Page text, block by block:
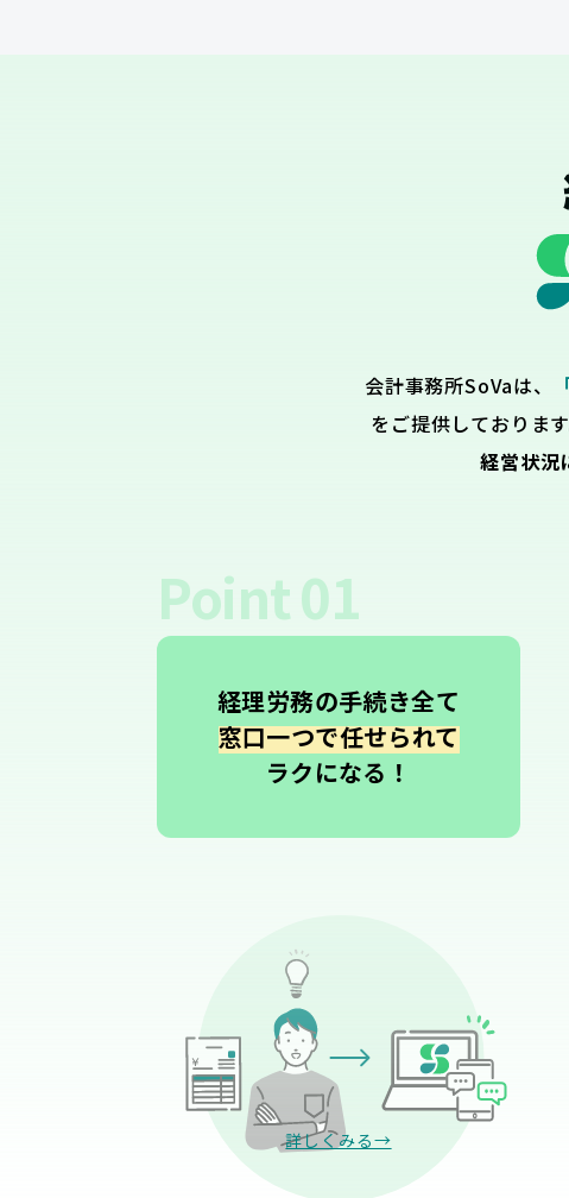
会計事務所SoVaは、
をご提供しておりま
経営状況
Point01
経理労務の手続き全て
窓口一つで任せられて
ラクになる！
詳しくみる→